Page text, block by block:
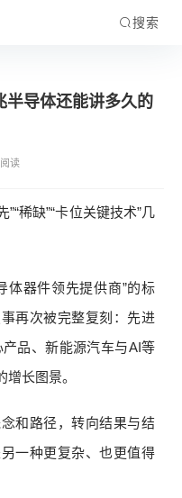
搜索
半导体还能讲多久的
读
稀缺”“卡位关键技术”几
体器件领先提供商”的标
再次被完整复刻：先进
品、新能源汽车与AI等
长图景。
和路径，转向结果与结
一种更复杂、也更值得